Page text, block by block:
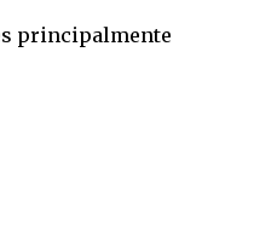
principalmente